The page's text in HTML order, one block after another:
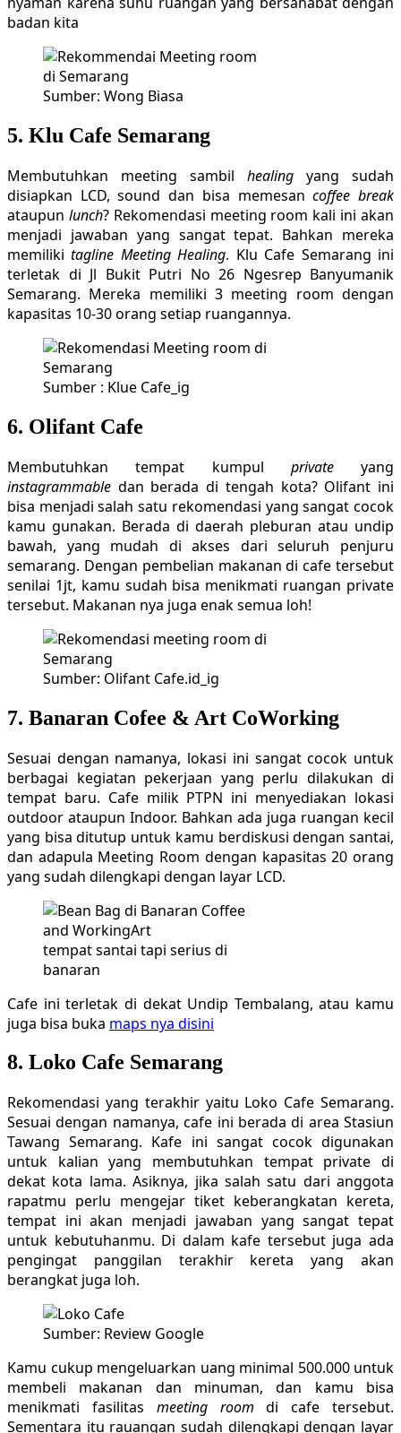
badan kita
Sumber: Wong Biasa
5. Klu Cafe Semarang
Membutuhkan meeting sambil healing yang sudah
disiapkan LCD, sound dan bisa memesancoffee break
ataupun lunch? Rekomendasi meeting room kali ini akan
menjadi jawaban yang sangat tepat. Bahkan mereka
memilikitagline Meeting Healing. Klu Cafe Semarang ini
terletak di Jl Bukit Putri No 26 Ngesrep Banyumanik
Semarang. Mereka memiliki 3 meeting room dengan
kapasitas 10-30 orang setiap ruangannya.
Sumber : Klue Cafe_ig
6. Olifant Cafe
Membutuhkan tempat kumpul privateyang
instagrammable dan berada di tengah kota? Olifant ini
bisa menjadi salah satu rekomendasi yang sangat cocok
kamu gunakan. Berada di daerah pleburan atau undip
bawah, yang mudah di akses dari seluruh penjuru
semarang. Dengan pembelian makanan di cafe tersebut
senilai 1jt, kamu sudah bisa menikmati ruangan private
tersebut. Makanan nya juga enak semua loh!
Sumber: Olifant Cafe.id_ig
7. Banaran Cofee & Art CoWorking
Sesuai dengan namanya, lokasi ini sangat cocok untuk
berbagai kegiatan pekerjaan yang perlu dilakukan di
tempat baru. Cafe milik PTPN ini menyediakan lokasi
outdoor ataupun Indoor. Bahkan ada juga ruangan kecil
yang bisa ditutup untuk kamu berdiskusi dengan santai,
dan adapula Meeting Room dengan kapasitas 20 orang
yang sudah dilengkapi dengan layar LCD.
tempat santai tapi serius di
banaran
Cafe ini terletak di dekat Undip Tembalang, atau kamu
juga bisa buka maps nya disini
8. Loko Cafe Semarang
Rekomendasi yang terakhir yaitu Loko Cafe Semarang.
Sesuai dengan namanya, cafe ini berada di area Stasiun
Tawang Semarang. Kafe ini sangat cocok digunakan
untuk kalian yang membutuhkan tempat private di
dekat kota lama. Asiknya, jika salah satu dari anggota
rapatmu perlu mengejar tiket keberangkatan kereta,
tempat ini akan menjadi jawaban yang sangat tepat
untuk kebutuhanmu. Di dalam kafe tersebut juga ada
pengingat panggilan terakhir kereta yang akan
berangkat juga loh.
Sumber: Review Google
Kamu cukup mengeluarkan uang minimal 500.000 untuk
membeli makanan dan minuman, dan kamu bisa
menikmati fasilitas meeting room di cafe tersebut.
Sementara itu rauangan sudah dilengkapi dengan layar